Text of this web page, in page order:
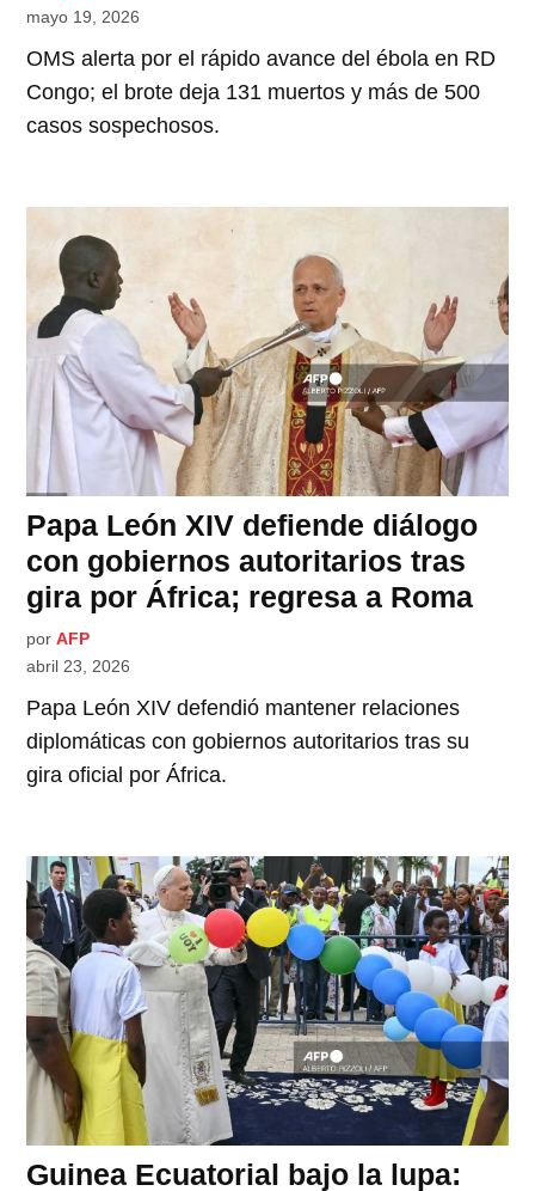
mayo 19, 2026
OMS alerta por el rápido avance del ébola en RD
Congo; el brote deja 131 muertos y más de 500
casos sospechosos.
Papa León XIV defiende diálogo
con gobiernos autoritarios tras
gira por África; regresa a Roma
por AFP
abril 23, 2026
Papa León XIV defendió mantener relaciones
diplomáticas con gobiernos autoritarios tras su
gira oficial por África.
Guinea Ecuatorial bajo la lupa: